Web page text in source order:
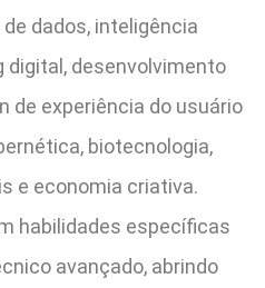
dados, inteligência
digital, desenvolvimento
de experiência do usuário
biotecnologia,
e economia criativa.
habilidades específicas
avançado, abrindo